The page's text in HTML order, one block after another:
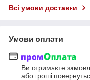
Всі умови доставки
Умови оплати
Ви отримаєте
або гроші